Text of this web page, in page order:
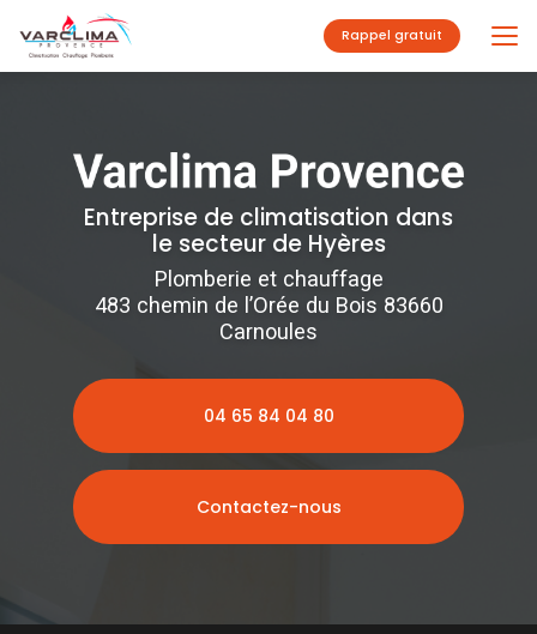
au
contenu
principal
Rappel gratuit
Entreprise de climatisation dans
le secteur de Hyères
Plomberie et chauffage
483 chemin de l’Orée du Bois 83660
Carnoules
04 65 84 04 80
Contactez-nous